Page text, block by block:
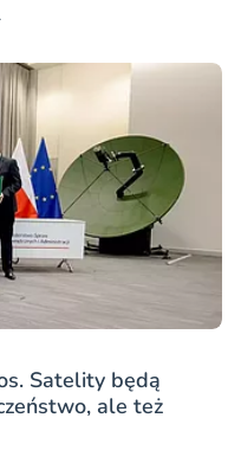
Satelity będą
ale też